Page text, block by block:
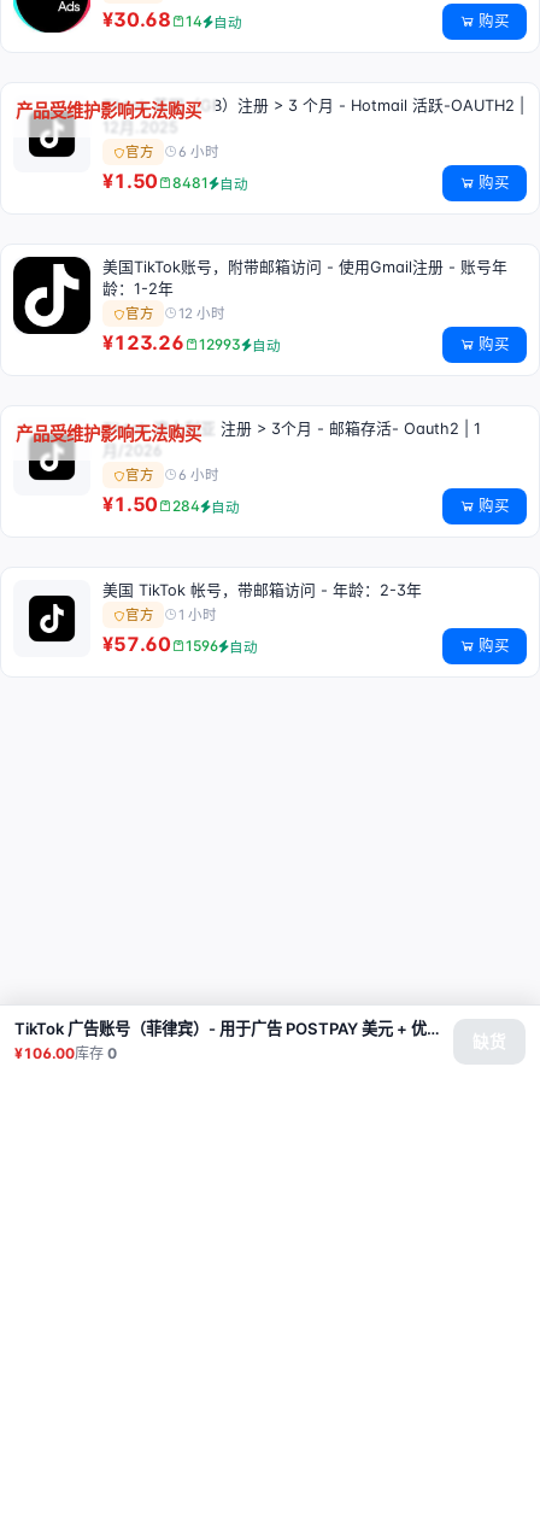
¥30.68 14 自动 购买
Tiktok 英国（GB）注册 > 3 个月 - Hotmail 活跃-OAUTH2 |
12月.2025
官方 6 小时
¥1.50 8481 自动 购买
产品受维护影响无法购买
美国TikTok账号，附带邮箱访问 - 使用Gmail注册 - 账号年
龄：1-2年
官方 12 小时
¥123.26 12993 自动 购买
Tiktok 澳大利亚 注册 > 3个月 - 邮箱存活- Oauth2 | 1
月/2026
官方 6 小时
¥1.50 284 自动 购买
产品受维护影响无法购买
美国 TikTok 帐号，带邮箱访问 - 年龄：2-3年
官方 1 小时
¥57.60 1596 自动 购买
TikTok 广告账号（菲律宾）- 用于广告 POSTPAY 美元 + 优惠券（广告消费 200 美元赠送 200 美元优惠券）
¥106.00库存0
缺货